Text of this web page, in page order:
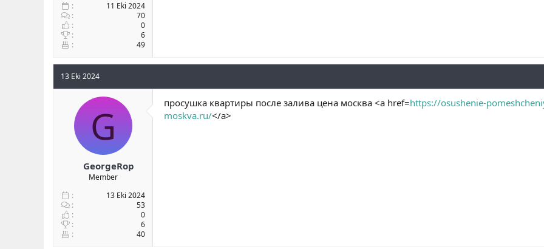
11 Eki 2024
70
0
6
49
13 Eki 2024
G
GeorgeRop
Member
13 Eki 2024
53
0
6
40
просушка квартиры после залива цена москва <a href=https://osushenie-
moskva.ru/</a>